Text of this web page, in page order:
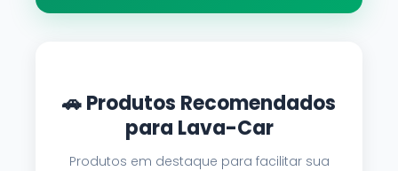
🚗 Produtos Recomendados
para Lava-Car
Produtos em destaque para facilitar sua